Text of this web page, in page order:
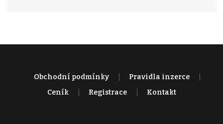
Obchodní podmínky
Pravidla inzerce
Ceník
Registrace Kontakt